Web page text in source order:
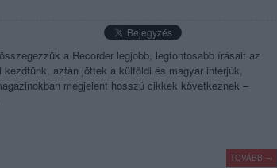
a Recorder legjobb, legfontosabb írásait az
aztán jöttek a külföldi és magyar interjúk,
megjelent hosszú cikkek következnek –
TOVÁBB →